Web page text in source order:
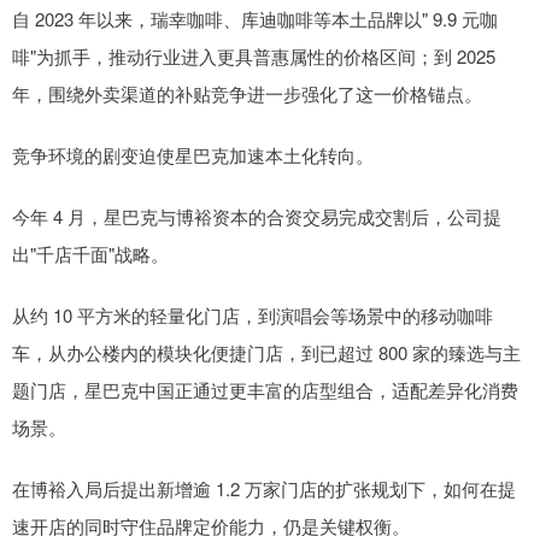
自 2023 年以来，瑞幸咖啡、库迪咖啡等本土品牌以" 9.9 元咖
啡"为抓手，推动行业进入更具普惠属性的价格区间；到 2025
年，围绕外卖渠道的补贴竞争进一步强化了这一价格锚点。
竞争环境的剧变迫使星巴克加速本土化转向。
今年 4 月，星巴克与博裕资本的合资交易完成交割后，公司提
出"千店千面"战略。
从约 10 平方米的轻量化门店，到演唱会等场景中的移动咖啡
车，从办公楼内的模块化便捷门店，到已超过 800 家的臻选与主
题门店，星巴克中国正通过更丰富的店型组合，适配差异化消费
场景。
在博裕入局后提出新增逾 1.2 万家门店的扩张规划下，如何在提
速开店的同时守住品牌定价能力，仍是关键权衡。